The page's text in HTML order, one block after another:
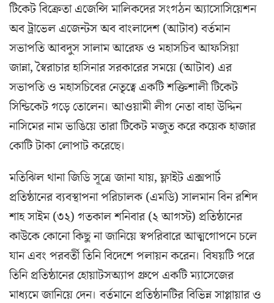
টিকেট বিক্রেতা এজেন্সি মালিকদের সংগঠন অ্যাসোসিয়েশন
অব ট্রাভেল এজেন্টস অব বাংলাদেশ (আটাব) বর্তমান
সভাপতি আবদুস সালাম আরেফ ও মহাসচিব আফসিয়া
জান্না, স্বৈরাচার হাসিনার সরকারের সময়ে (আটাব) এর
সভাপতি ও মহাসচিবের নেতৃত্বে একটি শক্তিশালী টিকেট
সিন্ডিকেট গড়ে তোলেন। আওয়ামী লীগ নেতা বাহা উদ্দিন
নাসিমের নাম ভাঙিয়ে তারা টিকেট মজুত করে কয়েক হাজার
কোটি টাকা লোপাট করেছে।
মতিঝিল থানা জিডি সূত্রে জানা যায়, ফ্লাইট এক্সপার্ট
প্রতিষ্ঠানের ব্যবস্থাপনা পরিচালক (এমডি) সালমান বিন রশিদ
শাহ সাইম (৩২) গতকাল শনিবার (২ আগস্ট) প্রতিষ্ঠানের
কাউকে কোনো কিছু না জানিয়ে স্বপরিবারে আত্মগোপনে চলে
যান এবং পরবর্তী তিনি বিদেশে পলায়ন করেন। বিষয়টি পরে
তিনি প্রতিষ্ঠানের হোয়াটসঅ্যাপ গ্রুপে একটি ম্যাসেজের
মাধ্যমে জানিয়ে দেন। বর্তমানে প্রতিষ্ঠানটির বিভিন্ন সাপ্লায়ার ও